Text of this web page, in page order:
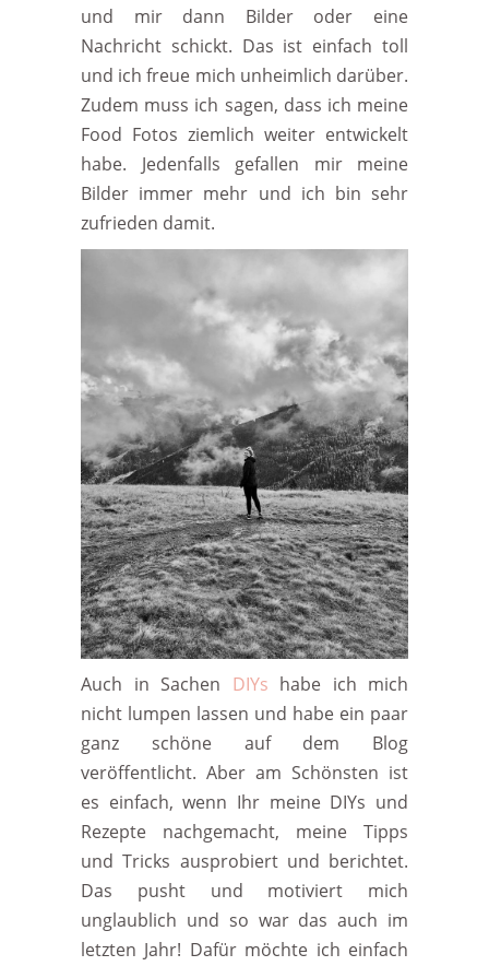
und mir dann Bilder oder eine
Nachricht schickt. Das ist einfach toll
und ich freue mich unheimlich darüber.
Zudem muss ich sagen, dass ich meine
Food Fotos ziemlich weiter entwickelt
habe. Jedenfalls gefallen mir meine
Bilder immer mehr und ich bin sehr
zufrieden damit.
Auch in Sachen DIYs habe ich mich
nicht lumpen lassen und habe ein paar
ganz schöne auf dem Blog
veröffentlicht. Aber am Schönsten ist
es einfach, wenn Ihr meine DIYs und
Rezepte nachgemacht, meine Tipps
und Tricks ausprobiert und berichtet.
Das pusht und motiviert mich
unglaublich und so war das auch im
letzten Jahr! Dafür möchte ich einfach